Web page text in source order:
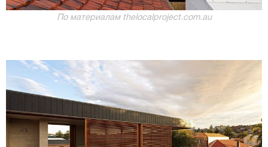
По материалам thelocalproject.com.au